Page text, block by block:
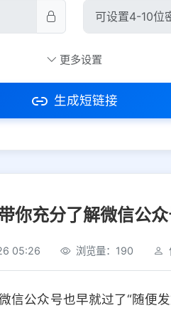
平台设置
iOS
更多设置
生成短链接
你充分了解微信公
05:26 浏览量：190
信公众号也早就过了“随便